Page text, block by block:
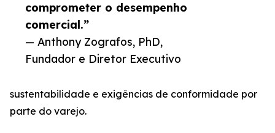
comprometer o desempenho
comercial.”
— Anthony Zografos, PhD,
Fundador e Diretor Executivo
sustentabilidade e exigências de conformidade por
parte do varejo.